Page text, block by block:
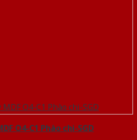
O4-C1 Phào chi-SGD